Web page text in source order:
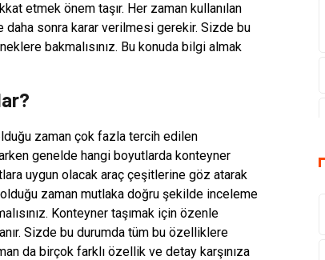
etmek önem taşır. Her zaman kullanılan
sonra karar verilmesi gerekir. Sizde bu
bakmalısınız. Bu konuda bilgi almak
zaman çok fazla tercih edilen
genelde hangi boyutlarda konteyner
uygun olacak araç çeşitlerine göz atarak
olduğu zaman mutlaka doğru şekilde inceleme
Konteyner taşımak için özenle
Sizde bu durumda tüm bu özelliklere
da birçok farklı özellik ve detay karşınıza